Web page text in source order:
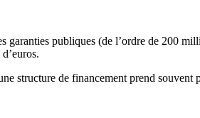
garanties publiques (de l’ordre de 200
structure de financement prend